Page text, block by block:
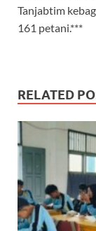
Tanjabtim
161 petani.***
RELATED